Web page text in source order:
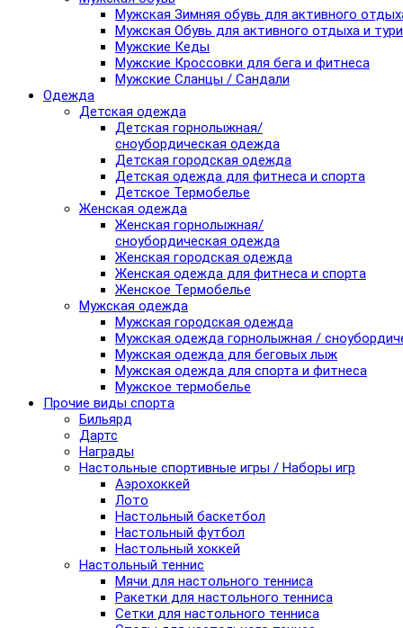
Мужская Зимняя обувь для активного
Мужская Обувь для активного отдыха и
Мужские Кеды
Мужские Кроссовки для бега и фитнеса
Мужские Сланцы / Сандали
Одежда
Детская одежда
Детская горнолыжная/
сноубордическая одежда
Детская городская одежда
Детская одежда для фитнеса и спорта
Детское Термобелье
Женская одежда
Женская горнолыжная/
сноубордическая одежда
Женская городская одежда
Женская одежда для фитнеса и спорта
Женское Термобелье
Мужская одежда
Мужская городская одежда
Мужская одежда горнолыжная /
Мужская одежда для беговых лыж
Мужская одежда для спорта и фитнеса
Мужское термобелье
Прочие виды спорта
Бильярд
Дартс
Награды
Настольные спортивные игры / Наборы игр
Аэрохоккей
Лото
Настольный баскетбол
Настольный футбол
Настольный хоккей
Настольный теннис
Мячи для настольного тенниса
Ракетки для настольного тенниса
Сетки для настольного тенниса